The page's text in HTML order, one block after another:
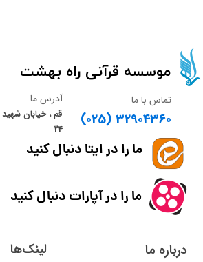
​​​​موسسه قرآنی راه بهشت​​​​​​​
تماس با ما
(025) 32904360
آدرس ما
24
ما را در آپارات دنبال کنید
درباره ما لینک‌ها
ما را در ایتا دنبال کنید